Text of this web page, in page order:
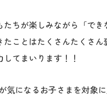
たちが楽しみながら「で
ことはたくさんたくさ
てまいります！！
気になるお子さまを対象